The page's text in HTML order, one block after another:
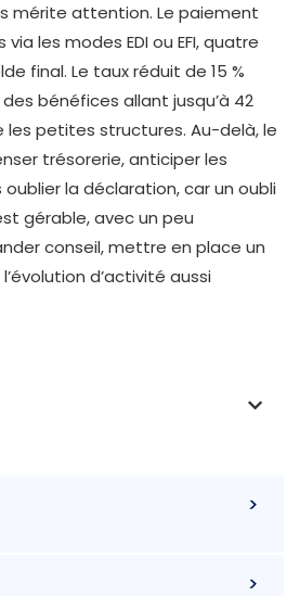
mérite attention. Le paiement
via les modes EDI ou EFI, quatre
final. Le taux réduit de 15 %
bénéfices allant jusqu’à 42
les petites structures. Au-delà, le
trésorerie, anticiper les
la déclaration, car un oubli
gérable, avec un peu
conseil, mettre en place un
d’activité aussi